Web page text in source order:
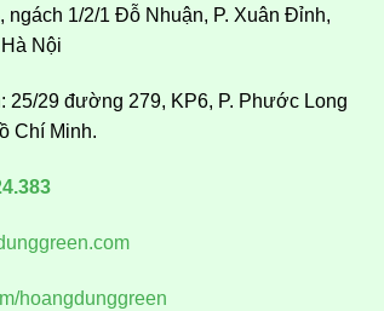
ngách 1/2/1 Đỗ Nhuận, P. Xuân Đỉnh,
Nội
: 25/29 đường 279, KP6, P. Phước Long
Chí Minh.
hoangdunggreen